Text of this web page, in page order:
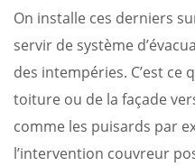
On installe ces derniers
servir de système
des intempéries. C’est ce
toiture ou de la façade
comme les puisards par
l’intervention couvreur